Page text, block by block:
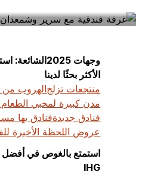
وجهات
الأكثر بحثًا لدينا
منتجعات تزلجالهروب من
مدن كبيرة لمحبي الطعام
فنادق جديدةفنادق بها
عروض اللحظة الأخيرة
استمتع بالغوص في أفضل
IHG